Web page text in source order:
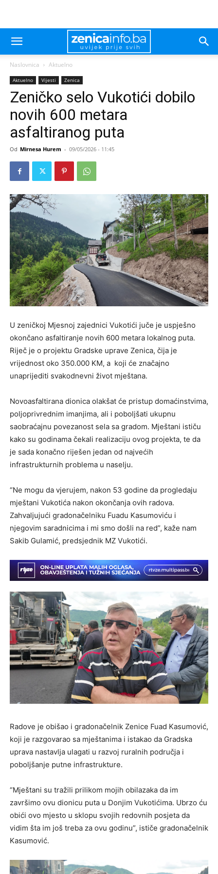
Naslovnica Aktuelno
Aktuelno Vijesti Zenica
Zeničko selo Vukotići dobilo
novih 600 metara
asfaltiranog puta
Od Mirnesa Hurem - 09/05/2026 - 11:45
U zeničkoj Mjesnoj zajednici Vukotići juče je uspješno
okončano asfaltiranje novih 600 metara lokalnog puta.
Riječ je o projektu Gradske uprave Zenica, čija je
vrijednost oko 350.000 KM, a koji će značajno
unaprijediti svakodnevni život mještana.
Novoasfaltirana dionica olakšat će pristup domaćinstvima,
poljoprivrednim imanjima, ali i poboljšati ukupnu
saobraćajnu povezanost sela sa gradom. Mještani ističu
kako su godinama čekali realizaciju ovog projekta, te da
je sada konačno riješen jedan od najvećih
infrastrukturnih problema u naselju.
“Ne mogu da vjerujem, nakon 53 godine da progledaju
mještani Vukotića nakon okončanja ovih radova.
Zahvaljujući gradonačelniku Fuadu Kasumoviću i
njegovim saradnicima i mi smo došli na red”, kaže nam
Sakib Gulamić, predsjednik MZ Vukotići.
Radove je obišao i gradonačelnik Zenice Fuad Kasumović,
koji je razgovarao sa mještanima i istakao da Gradska
uprava nastavlja ulagati u razvoj ruralnih područja i
poboljšanje putne infrastrukture.
“Mještani su tražili prilikom mojih obilazaka da im
završimo ovu dionicu puta u Donjim Vukotićima. Ubrzo ću
obići ovo mjesto u sklopu svojih redovnih posjeta da
vidim šta im još treba za ovu godinu”, ističe gradonačelnik
Kasumović.